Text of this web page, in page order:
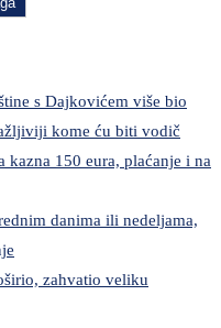
s Dajkovićem više bio
kome ću biti vodič
kazna 150 eura, plaćanje i na
danima ili nedeljama,
zahvatio veliku